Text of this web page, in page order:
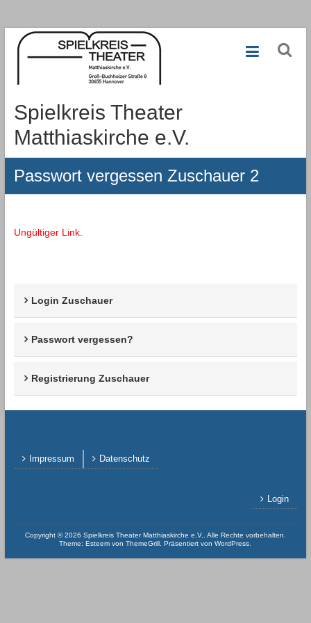
Zum
Inhalt
Spielkreis Theater
Matthiaskirche e.V.
Passwort vergessen Zuschauer 2
Ungültiger Link.
Login Zuschauer
Passwort vergessen?
Registrierung Zuschauer
Impressum Datenschutz
Login
Copyright © 2026 Spielkreis Theater Matthiaskirche e.V.
. Alle Rechte vorbehalten.
Theme:Esteem von ThemeGrill. Präsentiert vonWordPress